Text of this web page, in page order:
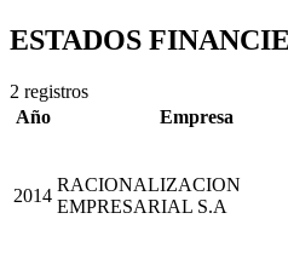
ESTADOS
2 registros
Año
Empresa
2014
RACIONALIZACION
EMPRESARIAL S.A